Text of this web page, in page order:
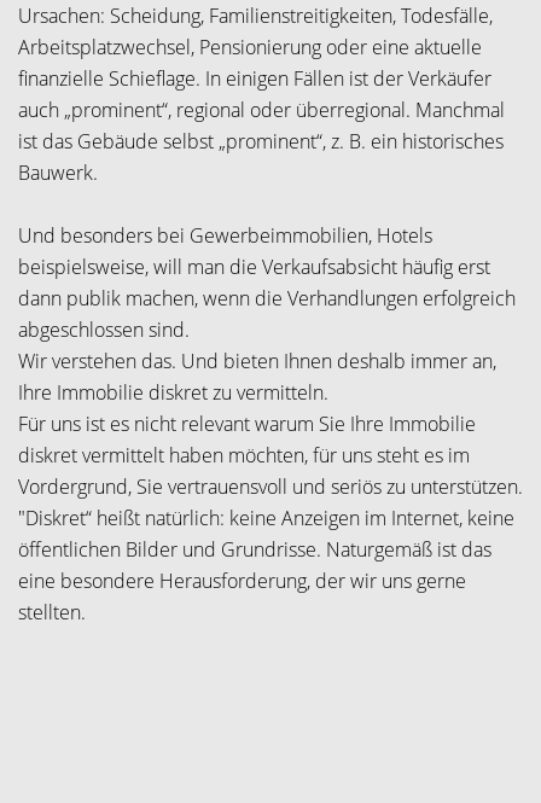
Ursachen: Scheidung, Familienstreitigkeiten, Todesfälle,
Arbeitsplatzwechsel, Pensionierung oder eine aktuelle
finanzielle Schieflage. In einigen Fällen ist der Verkäufer
auch „prominent“, regional oder überregional. Manchmal
ist das Gebäude selbst „prominent“, z. B. ein historisches
Bauwerk.
Und besonders bei Gewerbeimmobilien, Hotels
beispielsweise, will man die Verkaufsabsicht häufig erst
dann publik machen, wenn die Verhandlungen erfolgreich
abgeschlossen sind.
Wir verstehen das. Und bieten Ihnen deshalb immer an,
Ihre Immobilie diskret zu vermitteln.
Für uns ist es nicht relevant warum Sie Ihre Immobilie
diskret vermittelt haben möchten, für uns steht es im
Vordergrund, Sie vertrauensvoll und seriös zu unterstützen.
"Diskret“ heißt natürlich: keine Anzeigen im Internet, keine
öffentlichen Bilder und Grundrisse. Naturgemäß ist das
eine besondere Herausforderung, der wir uns gerne
stellten.